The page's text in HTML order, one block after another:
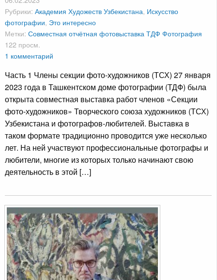
Рубрики: Академия Художеств Узбекистана, Искусство
фотографии, Это интересно
Метки: Совместная отчётная фотовыставкаТДФ Фотография
122 просм.
1 комментарий
Часть 1 Члены секции фото-художников (ТСХ) 27 января
2023 года в Ташкентском доме фотографии (ТДФ) была
открыта совместная выставка работ членов «Секции
фото-художников» Творческого союза художников (ТСХ)
Узбекистана и фотографов-любителей. Выставка в
таком формате традиционно проводится уже несколько
лет. На ней участвуют профессиональные фотографы и
любители, многие из которых только начинают свою
деятельность в этой […]